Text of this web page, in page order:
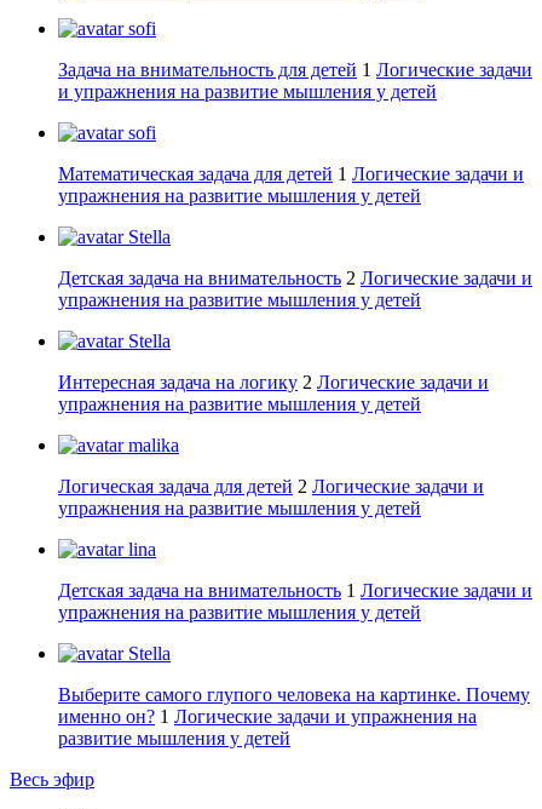
sofi
Задача на внимательность для детей 1 Логические задачи
и упражнения на развитие мышления у детей
sofi
Математическая задача для детей 1 Логические задачи и
упражнения на развитие мышления у детей
Stella
Детская задача на внимательность 2 Логические задачи и
упражнения на развитие мышления у детей
Stella
Интересная задача на логику 2 Логические задачи и
упражнения на развитие мышления у детей
malika
Логическая задача для детей 2 Логические задачи и
упражнения на развитие мышления у детей
lina
Детская задача на внимательность 1 Логические задачи и
упражнения на развитие мышления у детей
Stella
Выберите самого глупого человека на картинке. Почему
именно он? 1 Логические задачи и упражнения на
развитие мышления у детей
Весь эфир